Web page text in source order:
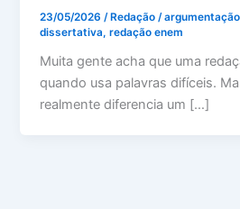
23/05/2026 /Redação /argumentação
dissertativa,redação enem
Muita gente acha que uma
quando usa palavras difíceis.
realmente diferencia um […]